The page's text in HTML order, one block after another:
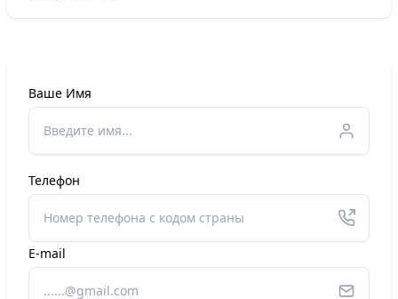
Ваше Имя
Телефон
E-mail